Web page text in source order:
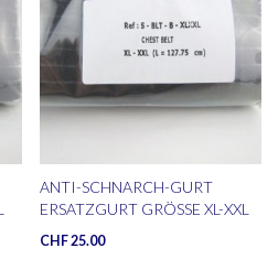
ANTI-SCHNARCH-GURT
ERSATZGURT GRÖSSE XL-XXL
CHF25.00